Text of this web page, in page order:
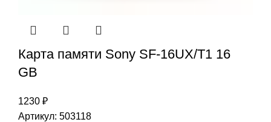
Карта памяти Sony SF-16UX/T1 16
GB
1230 ₽
Артикул: 503118